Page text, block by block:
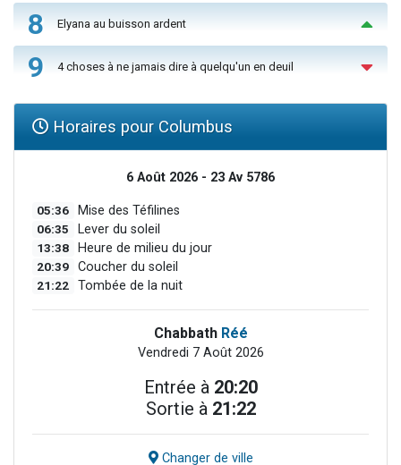
8 Elyana au buisson ardent
9 4 choses à ne jamais dire à quelqu'un en deuil
Horaires pour Columbus
6 Août 2026 - 23 Av 5786
05:36 Mise des Téfilines
06:35 Lever du soleil
13:38 Heure de milieu du jour
20:39 Coucher du soleil
21:22 Tombée de la nuit
Chabbath Réé
Vendredi 7 Août 2026
Entrée à 20:20
Sortie à 21:22
Changer de ville